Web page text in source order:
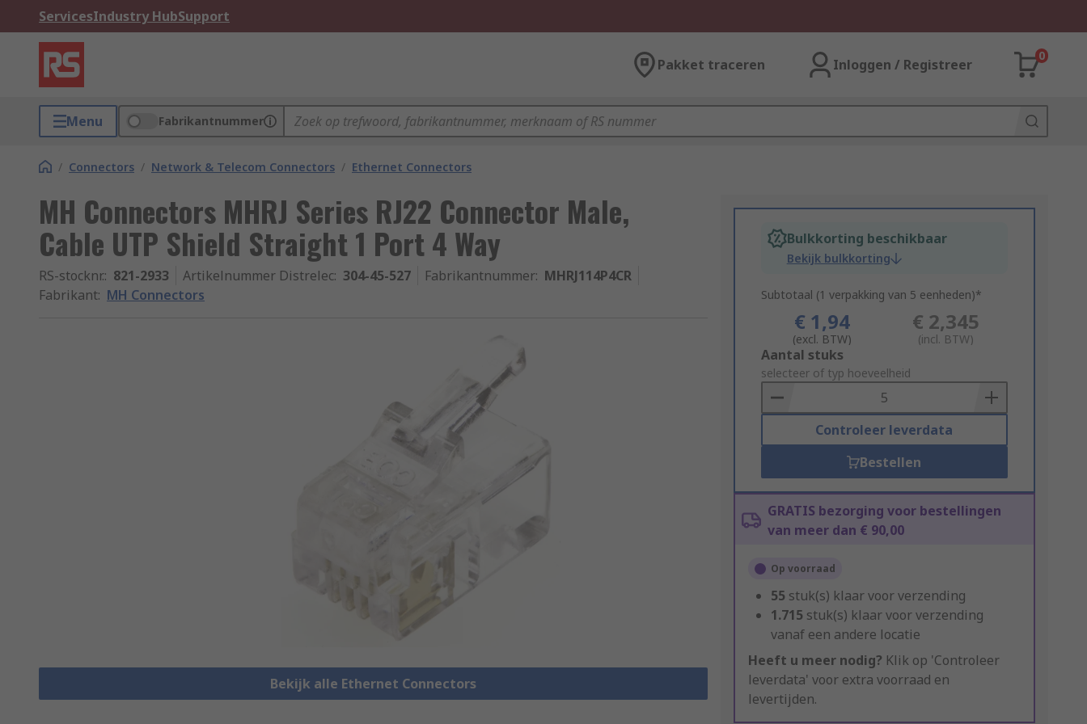
ServicesIndustry HubSupport
Pakket traceren Inloggen / Registreer
0
Menu Fabrikantnummer
/ Connectors / Network & Telecom Connectors / Ethernet Connectors
MH Connectors MHRJ Series RJ22 Connector Male,
Cable UTP Shield Straight 1 Port 4 Way
RS-stocknr.: 821-2933 Artikelnummer Distrelec: 304-45-527 Fabrikantnummer: MHRJ114P4CR
Fabrikant: MH Connectors
Bekijk alle Ethernet Connectors
Bulkkorting beschikbaar
Bekijk bulkkorting
Subtotaal (1 verpakking van 5 eenheden)*
€ 1,94
(excl. BTW)
€ 2,345
(incl. BTW)
Add
to
Basket
Aantal stuks
selecteer of typ hoeveelheid
Controleer leverdata
Bestellen
GRATIS bezorging voor bestellingen
van meer dan € 90,00
Op voorraad
55 stuk(s) klaar voor verzending
1.715 stuk(s) klaar voor verzending
vanaf een andere locatie
Heeft u meer nodig? Klik op 'Controleer
leverdata' voor extra voorraad en
levertijden.